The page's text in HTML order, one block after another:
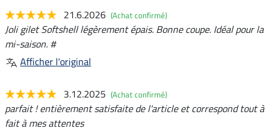
21.6.2026 (Achat confirmé)
Joli gilet Softshell légèrement épais. Bonne coupe. Idéal pour la
mi-saison. #
Afficher l'original
3.12.2025 (Achat confirmé)
parfait ! entièrement satisfaite de l'article et correspond tout à
fait à mes attentes